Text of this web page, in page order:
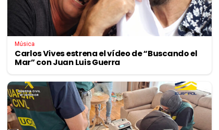
Música
Carlos Vives estrena el vídeo de “Buscando el
Mar” con Juan Luis Guerra